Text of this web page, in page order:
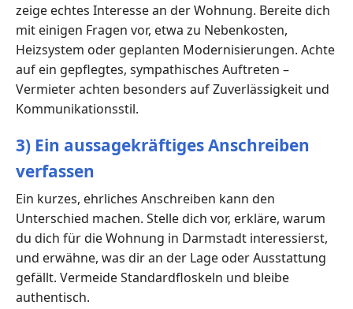
zeige echtes Interesse an der Wohnung. Bereite dich
mit einigen Fragen vor, etwa zu Nebenkosten,
Heizsystem oder geplanten Modernisierungen. Achte
auf ein gepflegtes, sympathisches Auftreten –
Vermieter achten besonders auf Zuverlässigkeit und
Kommunikationsstil.
3) Ein aussagekräftiges Anschreiben
verfassen
Ein kurzes, ehrliches Anschreiben kann den
Unterschied machen. Stelle dich vor, erkläre, warum
du dich für die Wohnung in Darmstadt interessierst,
und erwähne, was dir an der Lage oder Ausstattung
gefällt. Vermeide Standardfloskeln und bleibe
authentisch.